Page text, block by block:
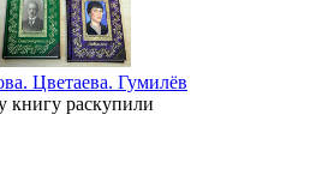
Цветаева. Гумилёв
книгу раскупили